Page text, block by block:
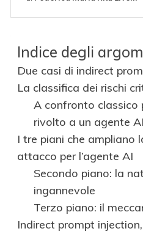
Indice degli
Due casi di indirect
La classifica dei rischi
A confronto classico
rivolto a un agente AI
I tre piani che ampliano
attacco per l’agente AI
Secondo piano: la
ingannevole
Terzo piano: il
Indirect prompt